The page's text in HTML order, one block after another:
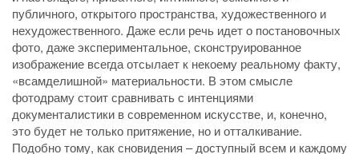
публичного, открытого пространства, художественного и
нехудожественного. Даже если речь идет о постановочных
фото, даже экспериментальное, сконструированное
изображение всегда отсылает к некоему реальному факту,
«всамделишной» материальности. В этом смысле
фотодраму стоит сравнивать с интенциями
документалистики в современном искусстве, и, конечно,
это будет не только притяжение, но и отталкивание.
Подобно тому, как сновидения – доступный всем и каждому